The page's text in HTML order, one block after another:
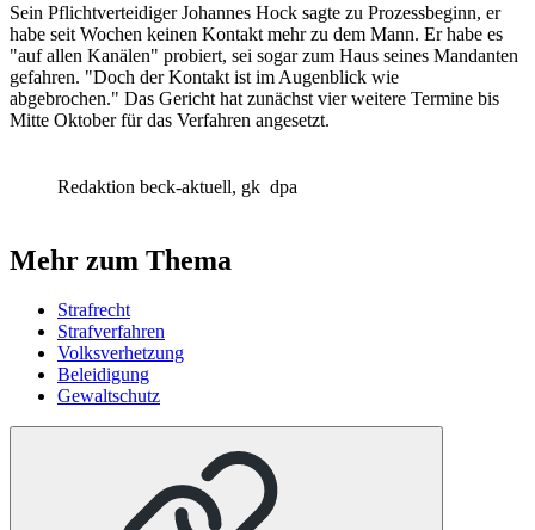
Sein Pflichtverteidiger Johannes Hock sagte zu Prozessbeginn, er
habe seit Wochen keinen Kontakt mehr zu dem Mann. Er habe es
"auf allen Kanälen" probiert, sei sogar zum Haus seines Mandanten
gefahren. "Doch der Kontakt ist im Augenblick wie
abgebrochen." Das Gericht hat zunächst vier weitere Termine bis
Mitte Oktober für das Verfahren angesetzt.
Redaktion beck-aktuell, gk dpa
Mehr zum Thema
Strafrecht
Strafverfahren
Volksverhetzung
Beleidigung
Gewaltschutz